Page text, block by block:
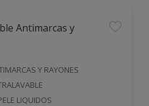
Antimarcas y
Y RAYONES
LIQUIDOS